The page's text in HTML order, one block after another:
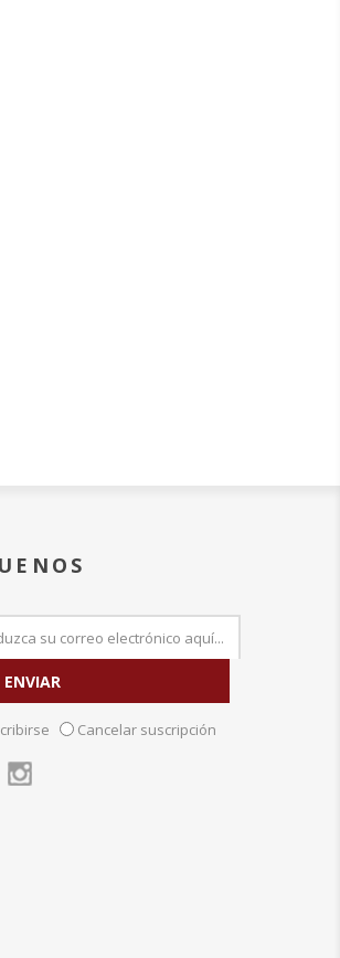
Cancelar suscripción